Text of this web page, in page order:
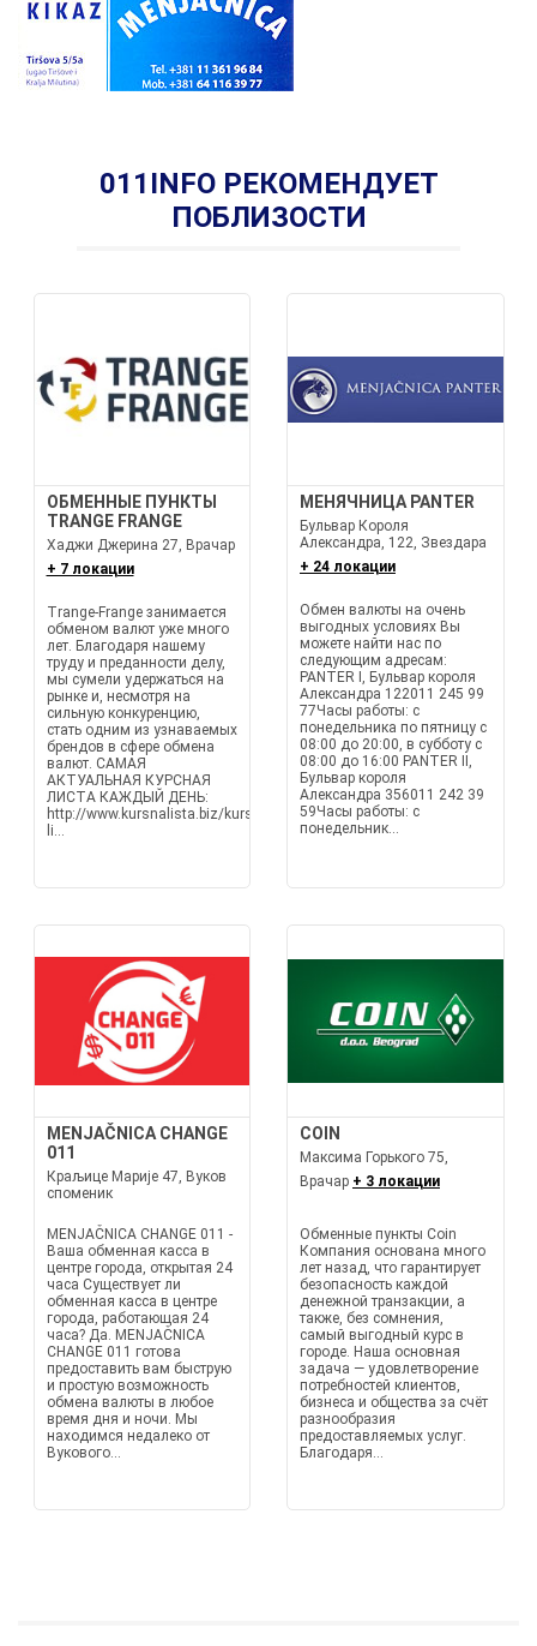
011INFO РЕКОМЕНДУЕТ
ПОБЛИЗОСТИ
ОБМЕННЫЕ ПУНКТЫ
TRANGE FRANGE
Хаджи Джерина 27, Врачар
+ 7 локации
Trange-Frange занимается
обменом валют уже много
лет. Благодаря нашему
труду и преданности делу,
мы сумели удержаться на
рынке и, несмотря на
сильную конкуренцию,
стать одним из узнаваемых
брендов в сфере обмена
валют. САМАЯ
АКТУАЛЬНАЯ КУРСНАЯ
ЛИСТА КАЖДЫЙ ДЕНЬ:
http://www.kursnalista.biz/kursna-
li...
МЕНЯЧНИЦА PANTER
Бульвар Короля
Александра, 122, Звездара
+ 24 локации
Обмен валюты на очень
выгодных условиях Вы
можете найти нас по
следующим адресам:
PANTER I, Бульвар короля
Александра 122011 245 99
77Часы работы: с
понедельника по пятницу с
08:00 до 20:00, в субботу с
08:00 до 16:00 PANTER II,
Бульвар короля
Александра 356011 242 39
59Часы работы: с
понедельник...
MENJAČNICA CHANGE
011
Краљице Марије 47, Вуков
споменик
MENJAČNICA CHANGE 011 -
Ваша обменная касса в
центре города, открытая 24
часа Существует ли
обменная касса в центре
города, работающая 24
часа? Да. MENJAČNICA
CHANGE 011 готова
предоставить вам быструю
и простую возможность
обмена валюты в любое
время дня и ночи. Мы
находимся недалеко от
Вукового...
COIN
Максима Горького 75,
Врачар + 3 локации
Обменные пункты Coin
Компания основана много
лет назад, что гарантирует
безопасность каждой
денежной транзакции, а
также, без сомнения,
самый выгодный курс в
городе. Наша основная
задача — удовлетворение
потребностей клиентов,
бизнеса и общества за счёт
разнообразия
предоставляемых услуг.
Благодаря...